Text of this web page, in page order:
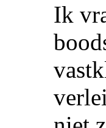
Ik